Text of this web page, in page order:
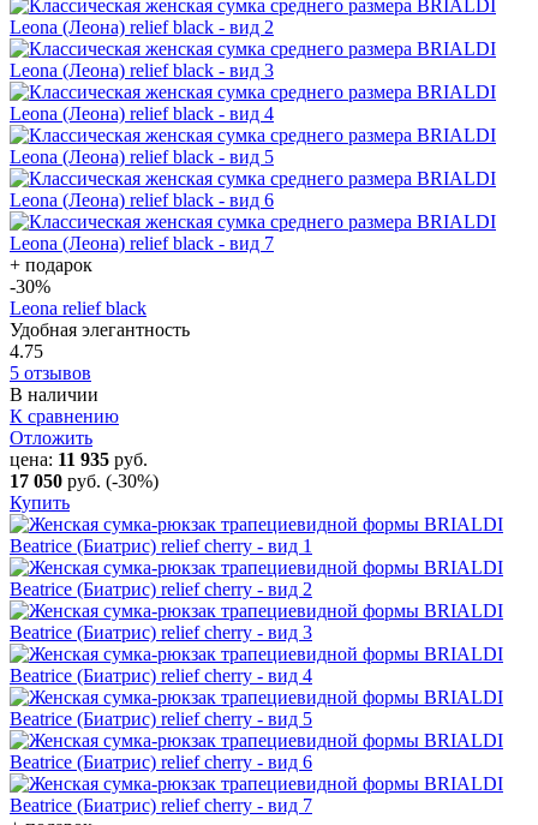
+ подарок
-30%
Leona relief black
Удобная элегантность
4.75
5 отзывов
В наличии
К сравнению
Отложить
цена: 11 935 руб.
17 050 руб. (-30%)
Купить